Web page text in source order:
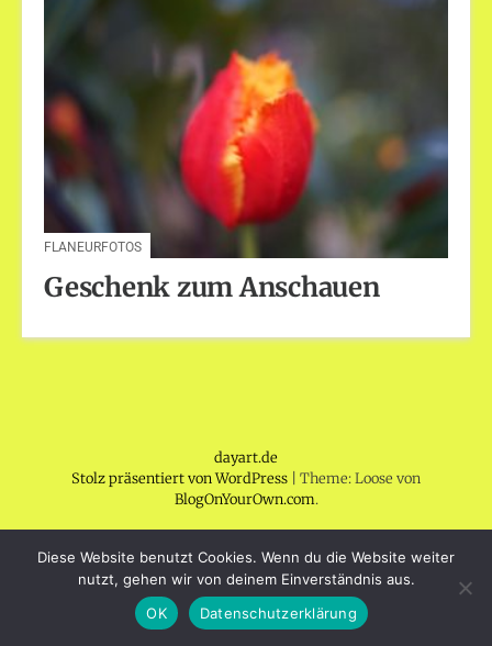
FLANEURFOTOS
Geschenk zum Anschauen
dayart.de
Stolz präsentiert von WordPress | Theme: Loose von
BlogOnYourOwn.com.
Diese Website benutzt Cookies. Wenn du die Website weiter
nutzt, gehen wir von deinem Einverständnis aus.
OK
Datenschutzerklärung